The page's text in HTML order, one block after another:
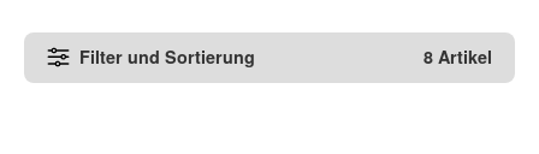
Filter und Sortierung 8 Artikel